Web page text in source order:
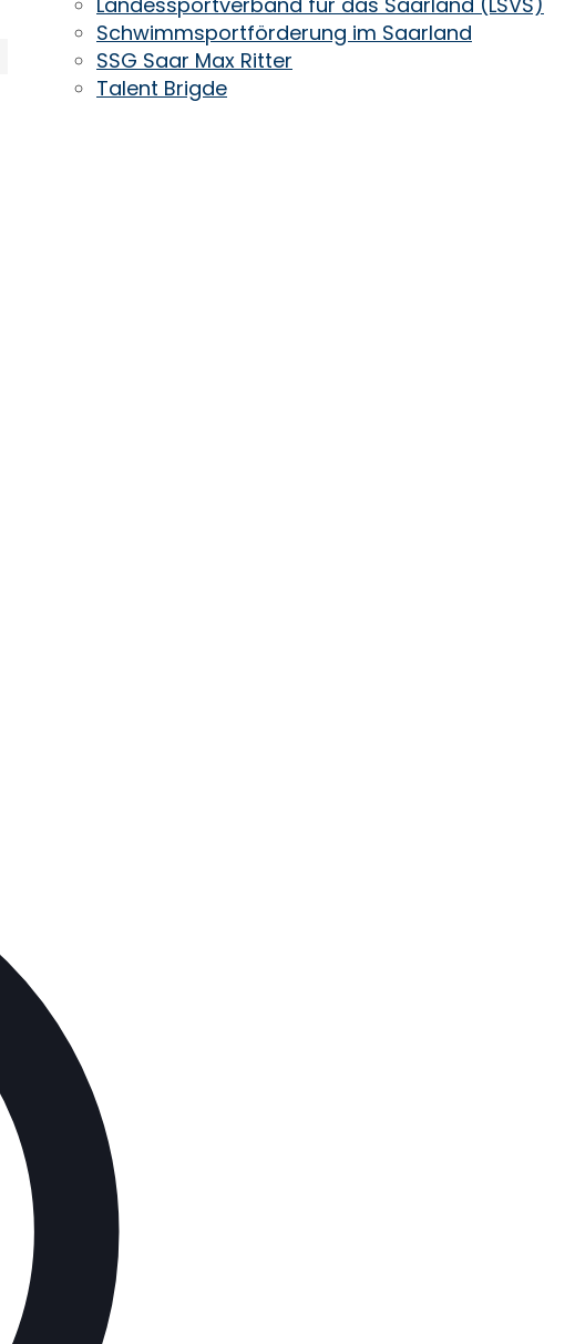
Schwimmsportförderung im Saarland
SSG Saar Max Ritter
Talent Brigde